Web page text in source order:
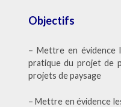
Objectifs
– Mettre en
pratique du projet de
projets de paysage
– Mettre en évidence